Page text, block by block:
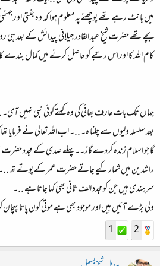
میں بانٹ رہے تھے پوچھنے پہ معلوم ہوا کہ وہ جنتی اور
بچے تھے حضرت شیخ عبد القادر جیلانی پیدائش کے بعد ہی
کام اللہ کا اور اس رتبے کو حاصل کرنے میں کمال بندے کا
جہاں تک بات عارف بھائی کی وہ کہتے کوئی نبی نہیں
بعد سلسلہ ولیوں سے چلنا ہ۔ ..۔ اب اللہ تعالی نے فرمایا
گا جو اسلام زندہ کردے گاز۔۔پہلے صدی کے مجدد حضرت
راشدین میں شمار کیے جاتے حضرت عمر کے پوتے تھ
سرہندی ہیں جن کو مجدد الف ثانی بھی کہا جاتا ہے ..۔
ولی بڑے آئیں ہیں اور موجود بھی ہے موتی کون پاتا
2
1